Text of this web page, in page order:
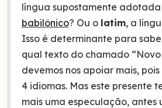
língua supostamente adotada
babilônico? Ou o latim, a
Isso é determinante para
qual texto do chamado “Novo
devemos nos apoiar mais, pois
4 idiomas. Mas este presente
mais uma especulação, antes